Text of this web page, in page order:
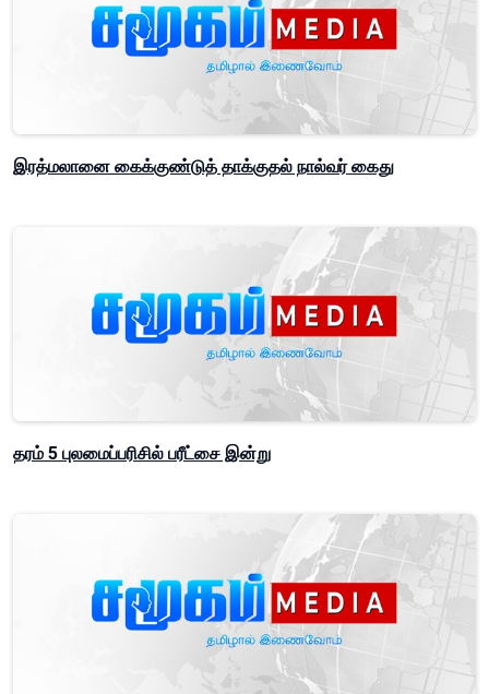
இரத்மலானை கைக்குண்டுத் தாக்குதல் நால்வர் கைது
தரம் 5 புலமைப்பரிசில் பரீட்சை இன்று